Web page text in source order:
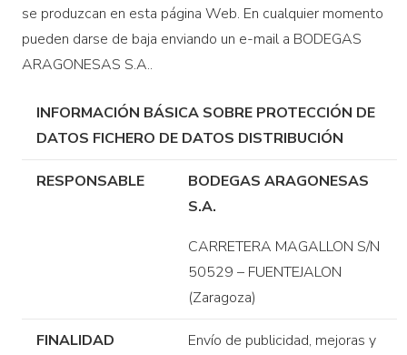
se produzcan en esta página Web. En cualquier momento
pueden darse de baja enviando un e-mail a BODEGAS
ARAGONESAS S.A..
INFORMACIÓN BÁSICA SOBRE PROTECCIÓN DE
DATOS FICHERO DE DATOS DISTRIBUCIÓN
RESPONSABLE
BODEGAS ARAGONESAS
S.A.
CARRETERA MAGALLON S/N
50529 – FUENTEJALON
(Zaragoza)
FINALIDAD
Envío de publicidad, mejoras y